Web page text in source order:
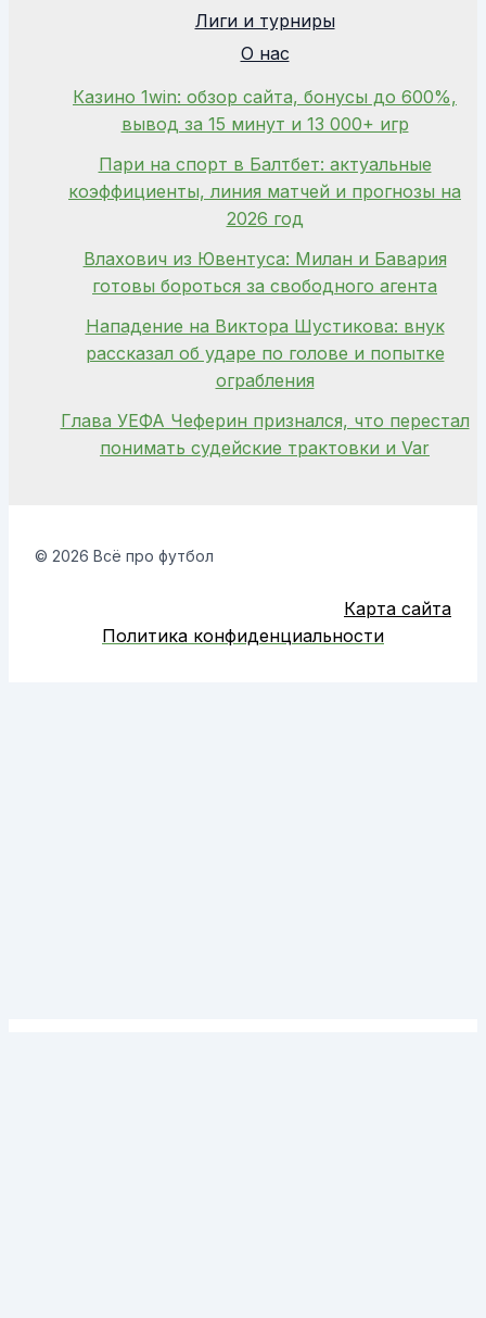
Лиги и турниры
О нас
Казино 1win: обзор сайта, бонусы до 600%,
вывод за 15 минут и 13 000+ игр
Пари на спорт в Балтбет: актуальные
коэффициенты, линия матчей и прогнозы на
2026 год
Влахович из Ювентуса: Милан и Бавария
готовы бороться за свободного агента
Нападение на Виктора Шустикова: внук
рассказал об ударе по голове и попытке
ограбления
Глава УЕФА Чеферин признался, что перестал
понимать судейские трактовки и Var
© 2026 Всё про футбол
Карта сайта
Политика конфиденциальности